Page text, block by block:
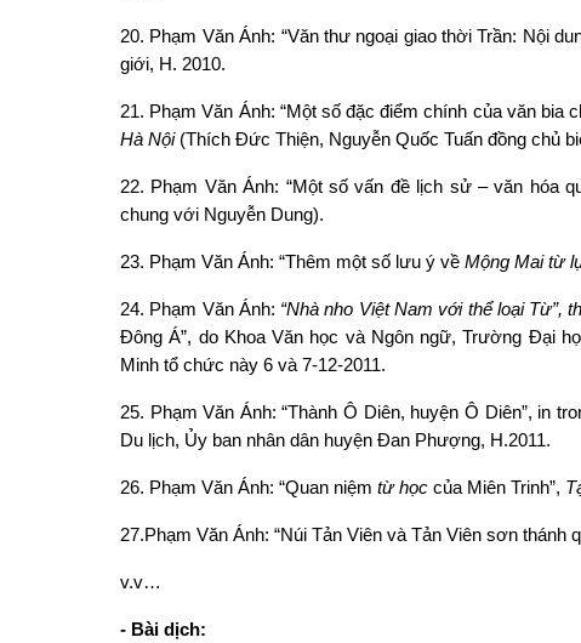
20. Phạm Văn Ánh: “Văn thư ngoại giao thời Trần: Nội
giới, H. 2010.
21. Phạm Văn Ánh: “Một số đặc điểm chính của văn bia
Hà Nội (Thích Đức Thiện, Nguyễn Quốc Tuấn đồng chủ
22. Phạm Văn Ánh: “Một số vấn đề lịch sử – văn hóa
chung với Nguyễn Dung).
23. Phạm Văn Ánh: “Thêm một số lưu ý về Mộng Mai từ
24. Phạm Văn Ánh: “Nhà nho Việt Nam với thể loại Từ”,
Đông Á”, do Khoa Văn học và Ngôn ngữ, Trường Đại
Minh tổ chức này 6 và 7-12-2011.
25. Phạm Văn Ánh: “Thành Ô Diên, huyện Ô Diên”, in
Du lịch, Ủy ban nhân dân huyện Đan Phượng, H.2011.
26. Phạm Văn Ánh: “Quan niệm từ học của Miên Trinh”,
27.Phạm Văn Ánh: “Núi Tản Viên và Tản Viên sơn thánh
v.v…
- Bài dịch: